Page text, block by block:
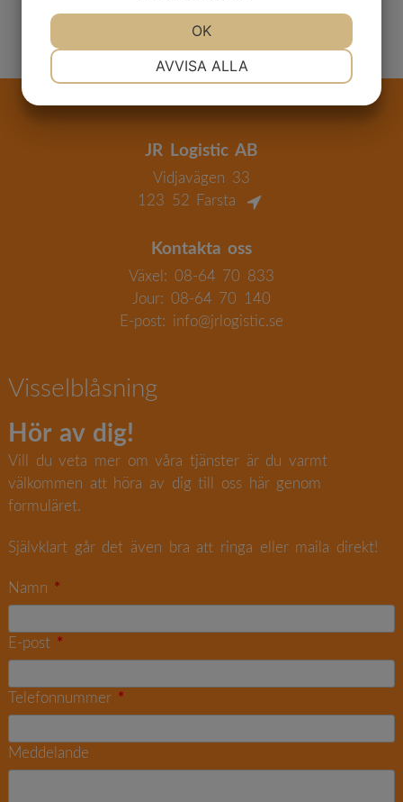
JR Logistic AB
Vidjavägen 33
123 52 Farsta
Kontakta oss
Växel: 08-64 70 833
Jour: 08-64 70 140
E-post: info@jrlogistic.se
Visselblåsning
Hör av dig!
Vill du veta mer om våra tjänster är du varmt
välkommen att höra av dig till oss här genom
formuläret.
Självklart går det även bra att ringa eller maila direkt!
Namn
E-post
Telefonnummer
Meddelande
AVVISA ALLA
OK